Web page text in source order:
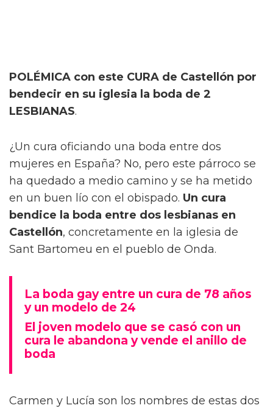
POLÉMICA con este CURA de Castellón por
bendecir en su iglesia la boda de 2
LESBIANAS.
¿Un cura oficiando una boda entre dos
mujeres en España? No, pero este párroco se
ha quedado a medio camino y se ha metido
en un buen lío con el obispado. Un cura
bendice la boda entre dos lesbianas en
Castellón, concretamente en la iglesia de
Sant Bartomeu en el pueblo de Onda.
La boda gay entre un cura de 78 años
y un modelo de 24
El joven modelo que se casó con un
cura le abandona y vende el anillo de
boda
Carmen y Lucía son los nombres de estas dos